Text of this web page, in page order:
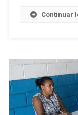
Continuar